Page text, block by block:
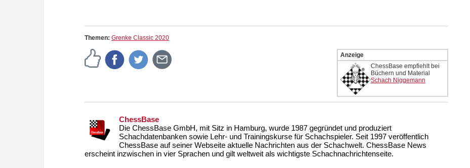
Themen: Grenke Classic 2020
Anzeige
ChessBase empfiehlt bei
Büchern und Material
Schach Niggemann
ChessBase
Die ChessBase GmbH, mit Sitz in Hamburg, wurde 1987 gegründet und produziert
Schachdatenbanken sowie Lehr- und Trainingskurse für Schachspieler. Seit 1997 veröffentlich
ChessBase auf seiner Webseite aktuelle Nachrichten aus der Schachwelt. ChessBase News
erscheint inzwischen in vier Sprachen und gilt weltweit als wichtigste Schachnachrichtenseite.